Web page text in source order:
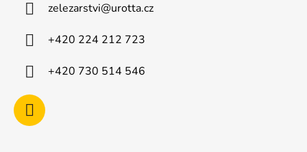
zelezarstvi@urotta.cz
+420 224 212 723
+420 730 514 546